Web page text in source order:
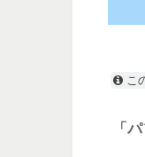
こ
「